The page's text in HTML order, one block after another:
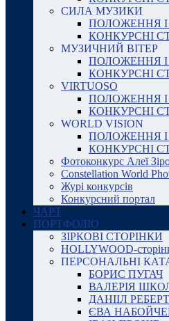
СИЛА МУЗИКИ
ПОЛОЖЕННЯ І
КОНКУРСНІ
МУЗИЧНИЙ ВІТЕР
ПОЛОЖЕННЯ І
КОНКУРСНІ
VIRTUOSO
ПОЛОЖЕННЯ І
КОНКУРСНІ
WORLD VISION
ПОЛОЖЕННЯ І
КОНКУРСНІ
Фотоконкурс Алеї
Constellation World
Журі конкурсів
Конкурсний портал
ЧАРТ
ПОРТФОЛІО
ЗІРКОВІ СТОРІНКИ
HOLLYWOOD-
ПЕРСОНАЛЬНІ
БОРИС ПУГАЧ
ВАЛЕРІЯ
ДАНІІЛ РЕБЕРТ
ЄВА